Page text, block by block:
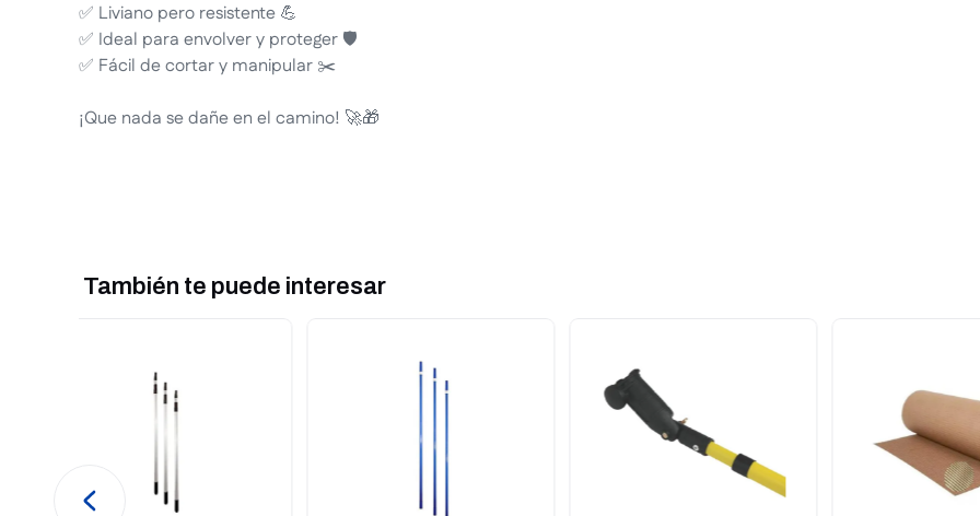
✅ Liviano pero resistente 💪
✅ Ideal para envolver y proteger 🛡️
✅ Fácil de cortar y manipular ✂️
¡Que nada se dañe en el camino! 🚀🎁
También te puede interesar